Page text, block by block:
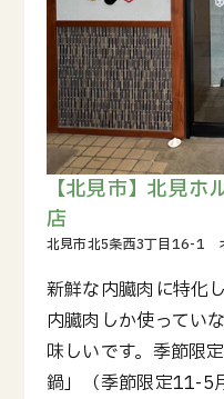
【北見市】北見ホ
店
新鮮な内臓肉に特化
内臓肉しか使ってい
味しいです。季節限
鍋」（季節限定11-5